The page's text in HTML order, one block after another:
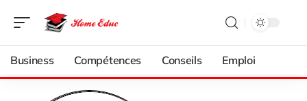
Business Compétences Conseils Emploi